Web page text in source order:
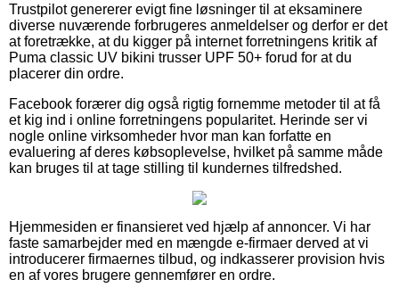
Trustpilot genererer evigt fine løsninger til at eksaminere
diverse nuværende forbrugeres anmeldelser og derfor er det
at foretrække, at du kigger på internet forretningens kritik af
Puma classic UV bikini trusser UPF 50+ forud for at du
placerer din ordre.
Facebook forærer dig også rigtig fornemme metoder til at få
et kig ind i online forretningens popularitet. Herinde ser vi
nogle online virksomheder hvor man kan forfatte en
evaluering af deres købsoplevelse, hvilket på samme måde
kan bruges til at tage stilling til kundernes tilfredshed.
Hjemmesiden er finansieret ved hjælp af annoncer. Vi har
faste samarbejder med en mængde e-firmaer derved at vi
introducerer firmaernes tilbud, og indkasserer provision hvis
en af vores brugere gennemfører en ordre.